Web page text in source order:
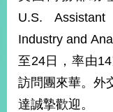
經
濟
不
落
國
U.S.
Industry and
至24日，率由
訪問團來華。外
達誠摯歡迎。